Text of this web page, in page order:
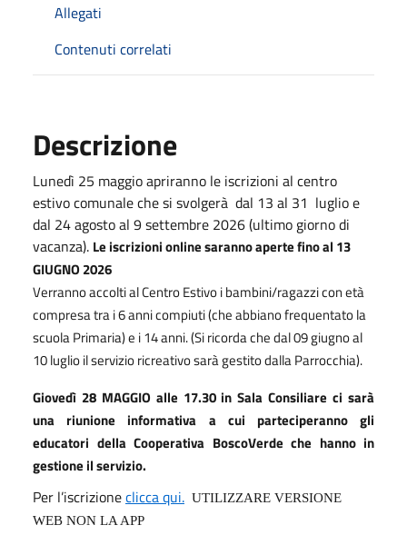
Allegati
Contenuti correlati
Descrizione
Lunedì 25 maggio apriranno le iscrizioni al centro
estivo comunale che si svolgerà dal 13 al 31 luglio e
dal 24 agosto al 9 settembre 2026 (ultimo giorno di
vacanza). Le iscrizioni online saranno aperte fino al 13
GIUGNO 2026
Verranno accolti al Centro Estivo i bambini/ragazzi con età
compresa tra i 6 anni compiuti (che abbiano frequentato la
scuola Primaria) e i 14 anni. (Si ricorda che dal 09 giugno al
10 luglio il servizio ricreativo sarà gestito dalla Parrocchia).
Giovedì 28 MAGGIO alle 17.30 in Sala Consiliare ci sarà
una riunione informativa a cui parteciperanno gli
educatori della Cooperativa BoscoVerde che hanno in
gestione il servizio.
Per l’iscrizioneclicca qui. UTILIZZARE VERSIONE
WEB NON LA APP